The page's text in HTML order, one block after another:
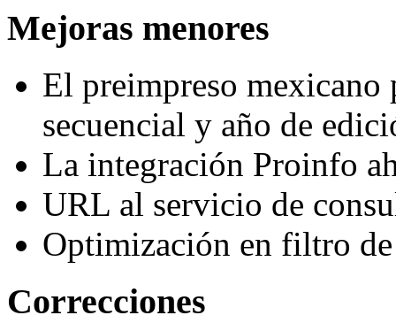
Mejoras menores
El preimpreso mexicano
secuencial y año de
La integración Proinfo
URL al servicio de
Optimización en filtro
Correcciones